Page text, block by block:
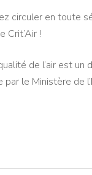
circuler en toute
Crit’Air !
de l’air est
par le Ministère de